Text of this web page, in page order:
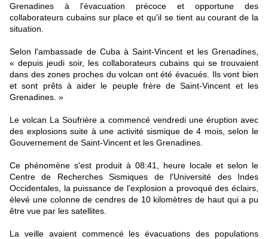
Grenadines à l'évacuation précoce et opportune des
collaborateurs cubains sur place et qu'il se tient au courant de la
situation.
Selon l'ambassade de Cuba à Saint-Vincent et les Grenadines,
« depuis jeudi soir, les collaborateurs cubains qui se trouvaient
dans des zones proches du volcan ont été évacués. Ils vont bien
et sont prêts à aider le peuple frère de Saint-Vincent et les
Grenadines. »
Le volcan La Soufrière a commencé vendredi une éruption avec
des explosions suite à une activité sismique de 4 mois, selon le
Gouvernement de Saint-Vincent et les Grenadines.
Ce phénomène s'est produit à 08:41, heure locale et selon le
Centre de Recherches Sismiques de l'Université des Indes
Occidentales, la puissance de l'explosion a provoqué des éclairs,
élevé une colonne de cendres de 10 kilomètres de haut qui a pu
être vue par les satellites.
La veille avaient commencé les évacuations des populations